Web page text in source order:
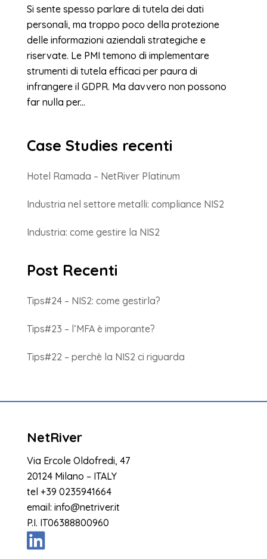
Si sente spesso parlare di tutela dei dati
personali, ma troppo poco della protezione
delle informazioni aziendali strategiche e
riservate. Le PMI temono di implementare
strumenti di tutela efficaci per paura di
infrangere il GDPR. Ma davvero non possono
far nulla per...
Case Studies recenti
Hotel Ramada – NetRiver Platinum
Industria nel settore metalli: compliance NIS2
Industria: come gestire la NIS2
Post Recenti
Tips#24 – NIS2: come gestirla?
Tips#23 – l’MFA è imporante?
Tips#22 – perchè la NIS2 ci riguarda
NetRiver
Via Ercole Oldofredi, 47
20124 Milano – ITALY
tel +39 0235941664
email: info@netriver.it
P.I. IT06388800960